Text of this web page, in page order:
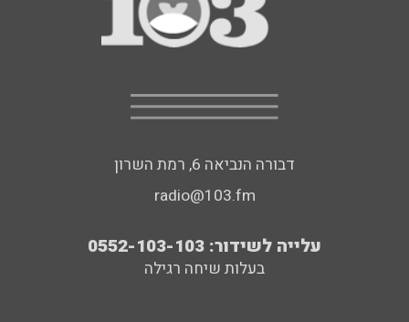
דבורה הנביאה 6, רמת השרון
radio@103.fm
עלייה לשידור: 0552-103-103
בעלות שיחה רגילה